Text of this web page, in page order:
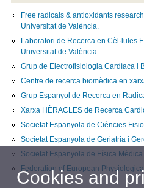
Free radicals & antioxidants
Universitat de València.
Laboratori de Recerca en Cèl·lules
Universitat de València.
Grup de Electrofisiologia Cardíaca i
Centre de recerca biomèdica en
Grup Espanyol de Recerca en
Xarxa HÈRACLES de Recerca
Societat Espanyola de Ciències
Societat Espanyola de Geriatria i
Societat Espanyola de Física Mèdica
Federation of European
Cookies and